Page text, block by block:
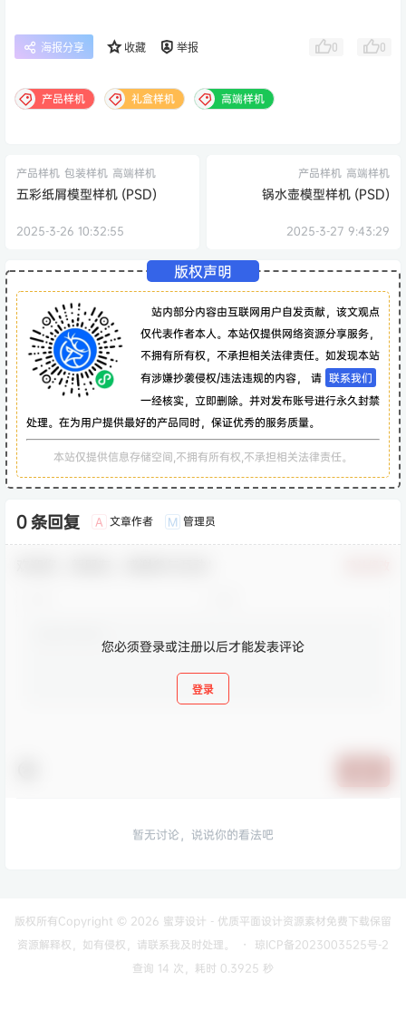
海报分享 收藏 举报 0 0
产品样机 礼盒样机 高端样机
产品样机 包装样机 高端样机
五彩纸屑模型样机 (PSD)
2025-3-26 10:32:55
产品样机 高端样机
锅水壶模型样机 (PSD)
2025-3-27 9:43:29
版权声明
站内部分内容由互联网用户自发贡献，该文观点
仅代表作者本人。本站仅提供网络资源分享服务，
不拥有所有权，不承担相关法律责任。如发现本站
有涉嫌抄袭侵权/违法违规的内容， 请 联系我们
一经核实，立即删除。并对发布账号进行永久封禁
处理。在为用户提供最好的产品同时，保证优秀的服务质量。
本站仅提供信息存储空间,不拥有所有权,不承担相关法律责任。
0 条回复 A 文章作者 M 管理员
您必须登录或注册以后才能发表评论
登录
暂无讨论，说说你的看法吧
版权所有Copyright © 2026 蜜芽设计 - 优质平面设计资源素材免费下载保留
资源解释权，如有侵权，请联系我及时处理。
・
琼ICP备2023003525号-2
查询 14 次，耗时 0.3925 秒